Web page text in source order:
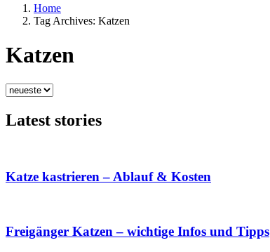
Home
Tag Archives: Katzen
Katzen
Latest stories
Katze kastrieren – Ablauf & Kosten
Freigänger Katzen – wichtige Infos und Tipps